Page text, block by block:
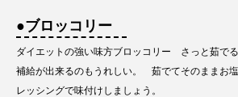
●ブロッコリー
ダイエットの強い味方ブロッコリー さっと茹で
補給が出来るのもうれしい。 茹でてそのままお
レッシングで味付けしましょう。